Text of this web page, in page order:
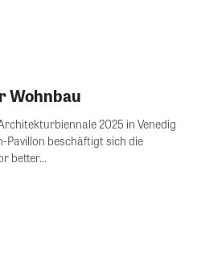
Wohnbau
2025 in Venedig
Pavillon beschäftigt sich die
better...